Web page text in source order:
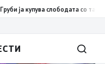
купува слободата со тајните